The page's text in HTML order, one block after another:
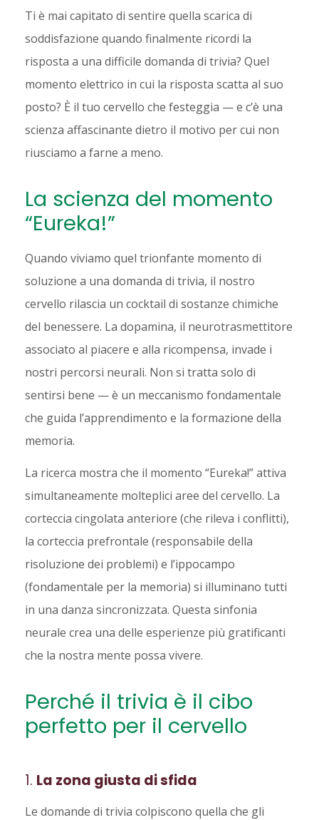
Ti è mai capitato di sentire quella scarica di
soddisfazione quando finalmente ricordi la
risposta a una difficile domanda di trivia? Quel
momento elettrico in cui la risposta scatta al suo
posto? È il tuo cervello che festeggia — e c’è una
scienza affascinante dietro il motivo per cui non
riusciamo a farne a meno.
La scienza del momento
“Eureka!”
Quando viviamo quel trionfante momento di
soluzione a una domanda di trivia, il nostro
cervello rilascia un cocktail di sostanze chimiche
del benessere. La dopamina, il neurotrasmettitore
associato al piacere e alla ricompensa, invade i
nostri percorsi neurali. Non si tratta solo di
sentirsi bene — è un meccanismo fondamentale
che guida l’apprendimento e la formazione della
memoria.
La ricerca mostra che il momento “Eureka!” attiva
simultaneamente molteplici aree del cervello. La
corteccia cingolata anteriore (che rileva i conflitti),
la corteccia prefrontale (responsabile della
risoluzione dei problemi) e l’ippocampo
(fondamentale per la memoria) si illuminano tutti
in una danza sincronizzata. Questa sinfonia
neurale crea una delle esperienze più gratificanti
che la nostra mente possa vivere.
Perché il trivia è il cibo
perfetto per il cervello
1. La zona giusta di sfida
Le domande di trivia colpiscono quella che gli